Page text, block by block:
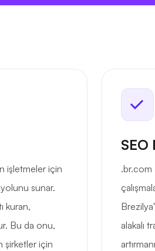
işletmeler için
sunar.
kuran,
Bu da onu,
şirketler için
SEO
.br.com
alakalı